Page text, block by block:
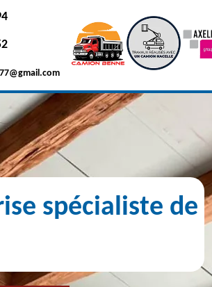
spécialiste de